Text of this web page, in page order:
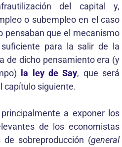
del capital y,
o subempleo en el caso
pensaban que el mecanismo
para la salir de la
de dicho pensamiento era (y
la ley de Say, que será
capítulo siguiente.
a exponer los
de los economistas
sobreproducción (general